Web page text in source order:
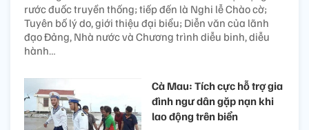
rước đuốc truyền thống; tiếp đến là Nghi lễ Chào cờ;
Tuyên bố lý do, giới thiệu đại biểu; Diễn văn của lãnh
đạo Đảng, Nhà nước và Chương trình diễu binh, diễu
hành…
Cà Mau: Tích cực hỗ trợ gia
đình ngư dân gặp nạn khi
lao động trên biển